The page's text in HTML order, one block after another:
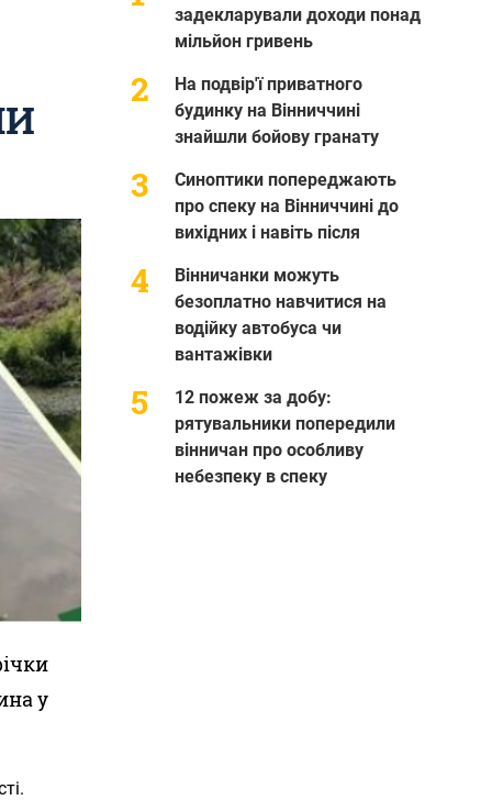
у
задекларували доходи понад
мільйон гривень
На подвір'ї приватного
будинку на Вінниччині
знайшли бойову гранату
Синоптики попереджають
про спеку на Вінниччині до
вихідних і навіть після
Вінничанки можуть
безоплатно навчитися на
водійку автобуса чи
вантажівки
12 пожеж за добу:
рятувальники попередили
вінничан про особливу
небезпеку в спеку